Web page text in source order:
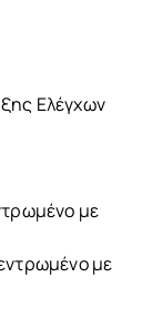
Ελέγχων
με
με